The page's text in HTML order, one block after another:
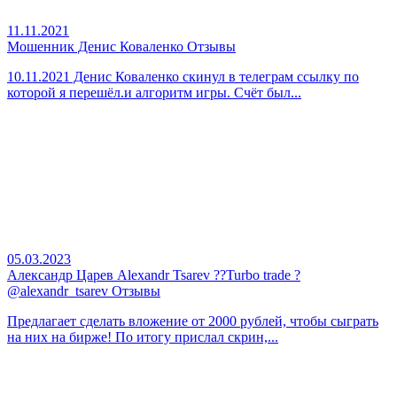
11.11.2021
Мошенник Денис Коваленко Отзывы
10.11.2021 Денис Коваленко скинул в телеграм ссылку по
которой я перешёл.и алгоритм игры. Счёт был...
05.03.2023
Александр Царев Alexandr Tsarev ??Turbo trade ?
@alexandr_tsarev Отзывы
Предлагает сделать вложение от 2000 рублей, чтобы сыграть
на них на бирже! По итогу прислал скрин,...